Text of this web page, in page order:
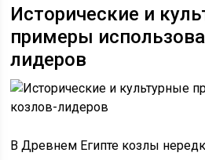
Исторические и
примеры
лидеров
В Древнем Египте козлы